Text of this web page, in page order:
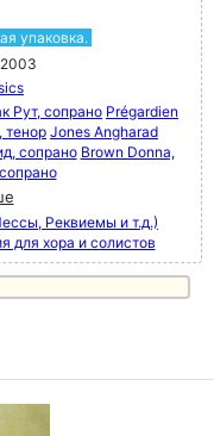
упаковка.
Рут, сопрано Prégardien
тенорJones Angharad
сопрано Brown Donna,
Реквиемы и т.д.)
для хора и солистов